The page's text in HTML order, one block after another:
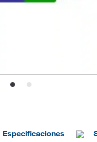
Especificaciones